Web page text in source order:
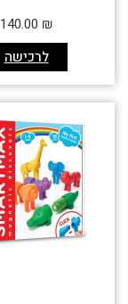
לרכישה
140.00 ₪